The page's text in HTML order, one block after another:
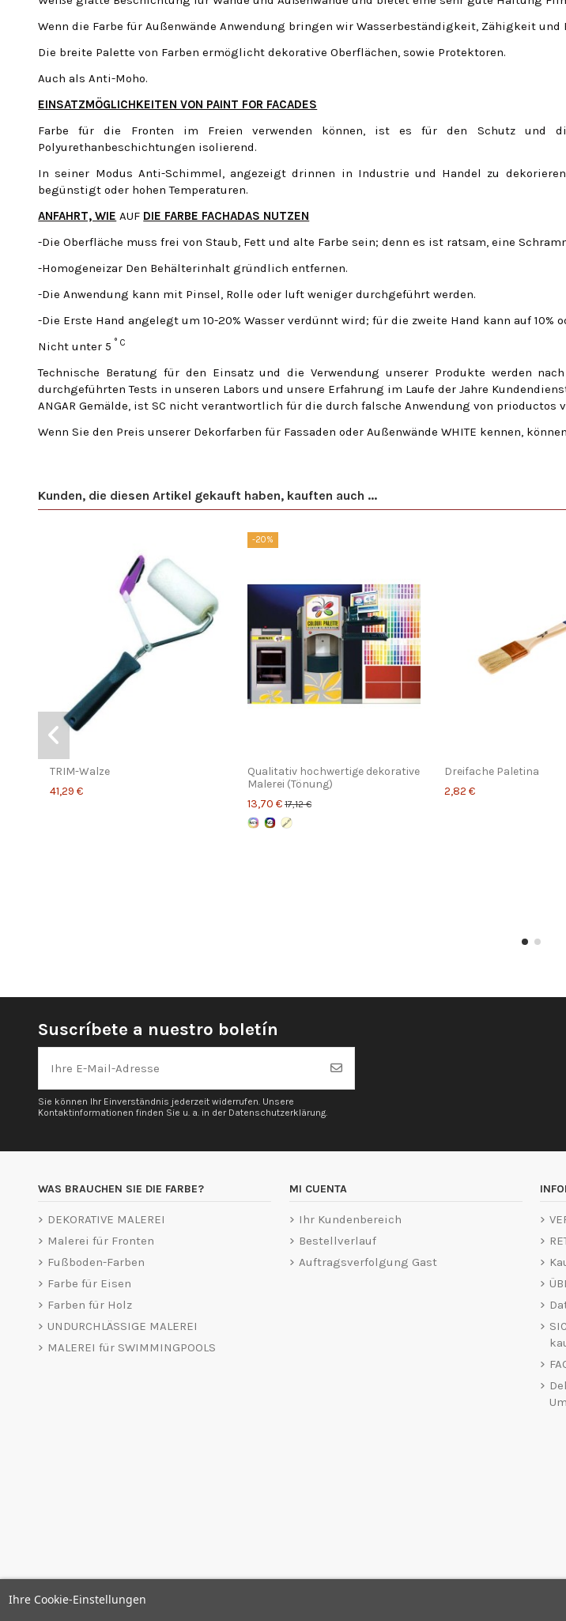
Wenn die Farbe für Außenwände Anwendung bringen wir Wasserbeständigkeit, Zähigkeit
Die breite Palette von Farben ermöglicht dekorative Oberflächen, sowie Protektoren.
Auch als Anti-Moho.
EINSATZMÖGLICHKEITEN VON PAINT FOR FACADES
Farbe für die Fronten im Freien verwenden können, ist es für den Schutz und
Polyurethanbeschichtungen isolierend.
In seiner Modus Anti-Schimmel, angezeigt drinnen in Industrie und Handel zu
begünstigt oder hohen Temperaturen.
ANFAHRT, WIE AUF DIE FARBE FACHADAS NUTZEN
-Die Oberfläche muss frei von Staub, Fett und alte Farbe sein; denn es ist ratsam, eine
-Homogeneizar Den Behälterinhalt gründlich entfernen.
-Die Anwendung kann mit Pinsel, Rolle oder luft weniger durchgeführt werden.
-Die Erste Hand angelegt um 10-20% Wasser verdünnt wird; für die zweite Hand kann auf 10%
Nicht unter 5 ° C
Technische Beratung für den Einsatz und die Verwendung unserer Produkte werden
durchgeführten Tests in unseren Labors und unsere Erfahrung im Laufe der Jahre
ANGAR Gemälde, ist SC nicht verantwortlich für die durch falsche Anwendung von prioductos
Wenn Sie den Preis unserer Dekorfarben für Fassaden oder Außenwände WHITE kennen,
Kunden, die diesen Artikel gekauft haben, kauften auch ...
TRIM-Walze
41,29 €
-20%
Qualitativ hochwertige dekorative
Malerei (Tönung)
13,70 € 17,12 €
Dreifache Paletina
2,82 €
Suscríbete a nuestro boletín
Sie können Ihr Einverständnis jederzeit widerrufen. Unsere
Kontaktinformationen finden Sie u. a. in der Datenschutzerklärung.
WAS BRAUCHEN SIE DIE FARBE?
DEKORATIVE MALEREI
Malerei für Fronten
Fußboden-Farben
Farbe für Eisen
Farben für Holz
UNDURCHLÄSSIGE MALEREI
MALEREI für SWIMMINGPOOLS
MI CUENTA
Ihr Kundenbereich
Bestellverlauf
Auftragsverfolgung Gast
Ihre Cookie-Einstellungen